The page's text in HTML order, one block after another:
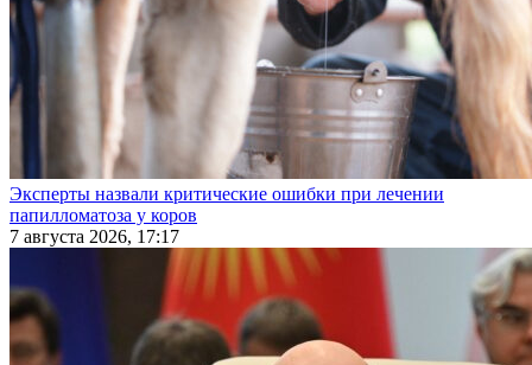
Эксперты назвали критические ошибки при лечении
папилломатоза у коров
7 августа 2026, 17:17